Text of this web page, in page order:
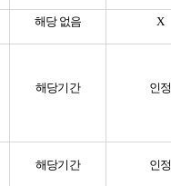
해당 없음 X
해당기간 인정
해당기간 인정